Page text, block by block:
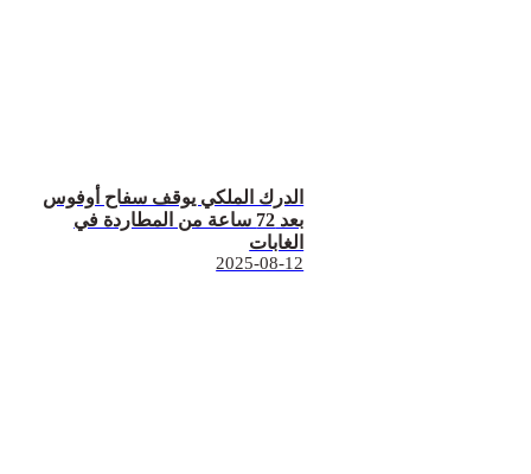
الدرك الملكي يوقف سفاح أوفوس
بعد 72 ساعة من المطاردة في
الغابات
2025-08-12